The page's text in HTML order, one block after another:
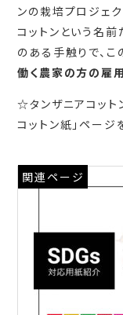
ンの栽培プロジェ
コットンという名前
のある手触りで、こ
働く農家の方の雇
☆タンザニアコット
コットン紙」ページ
関連ページ